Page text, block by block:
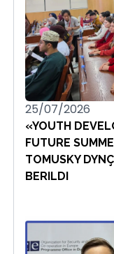
25/07/2026
«YOUTH
FUTURE
TOMUSKY
BERILDI